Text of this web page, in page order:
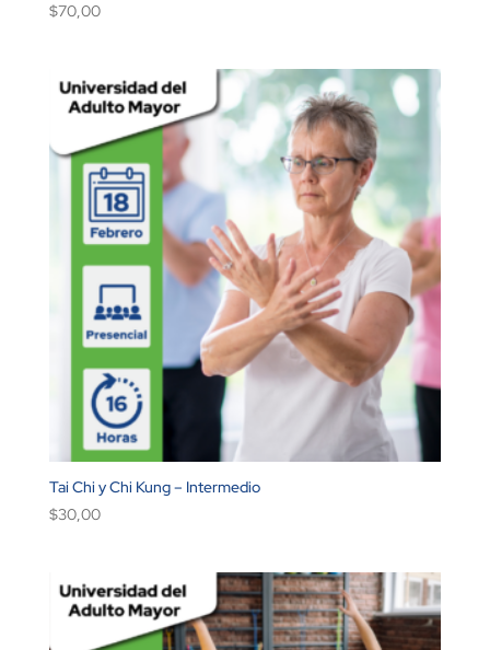
$70,00
Tai Chi y Chi Kung – Intermedio
$30,00